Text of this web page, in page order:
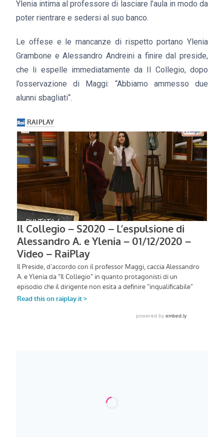
Ylenia intima al professore di lasciare l’aula in modo da
poter rientrare e sedersi al suo banco.
Le offese e le mancanze di rispetto portano Ylenia
Grambone e Alessandro Andreini a finire dal preside,
che li espelle immediatamente da Il Collegio, dopo
l’osservazione di Maggi: “Abbiamo ammesso due
alunni sbagliati“.